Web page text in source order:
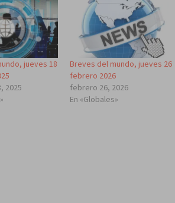
jueves 18
2025
Breves del mundo, jueves 26
febrero 2026
febrero 26, 2026
En «Globales»